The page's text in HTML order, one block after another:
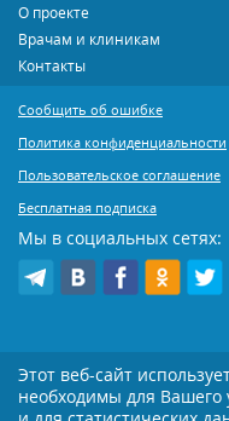
О проекте
Врачам и клиникам
Контакты
Сообщить об ошибке
Политика конфиденциальности
Пользовательское соглашение
Бесплатная подписка
Мы в социальных сетях:
Копирование или иное
воспрещается. Копирование
Этот веб-сайт
необходимы для Вашего